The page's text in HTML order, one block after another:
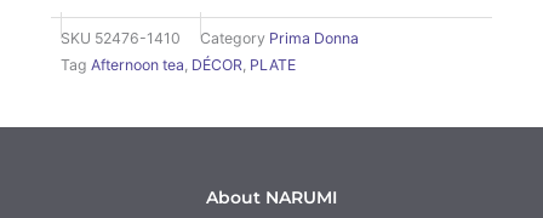
SKU 52476-1410 Category Prima Donna
Tag Afternoon tea DÉCOR PLATE
About NARUMI